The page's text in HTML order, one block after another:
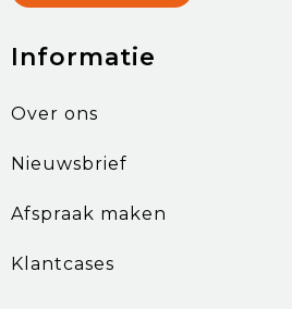
Informatie
Over ons
Nieuwsbrief
Afspraak maken
Klantcases